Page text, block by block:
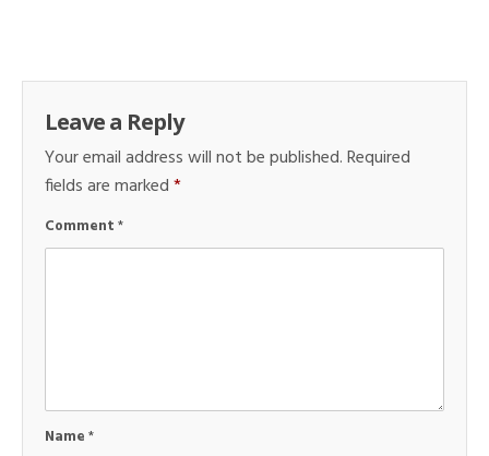
Leave a Reply
Your email address will not be published.Required
fields are marked*
Comment*
Name*